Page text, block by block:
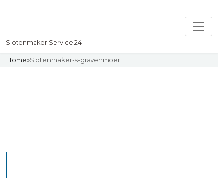
Slotenmaker Service 24
Home»Slotenmaker-s-gravenmoer